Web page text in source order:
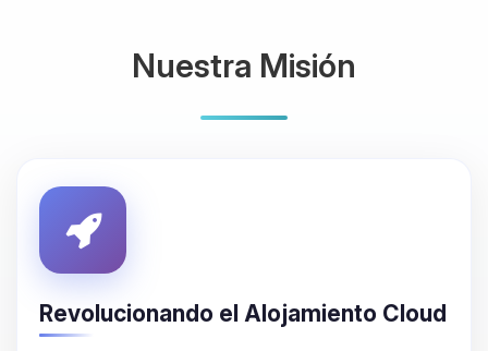
Nuestra Misión
Revolucionando el Alojamiento Cloud